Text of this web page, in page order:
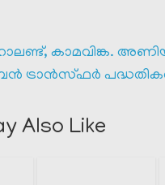
കാമവിങ്ക.
ട്രാൻസ്ഫർ
Also Like